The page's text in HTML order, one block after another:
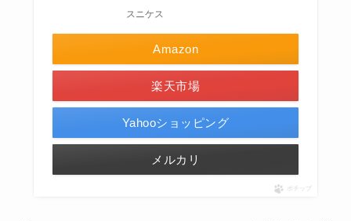
スニケス
Amazon
楽天市場
Yahooショッピング
メルカリ
ポチップ